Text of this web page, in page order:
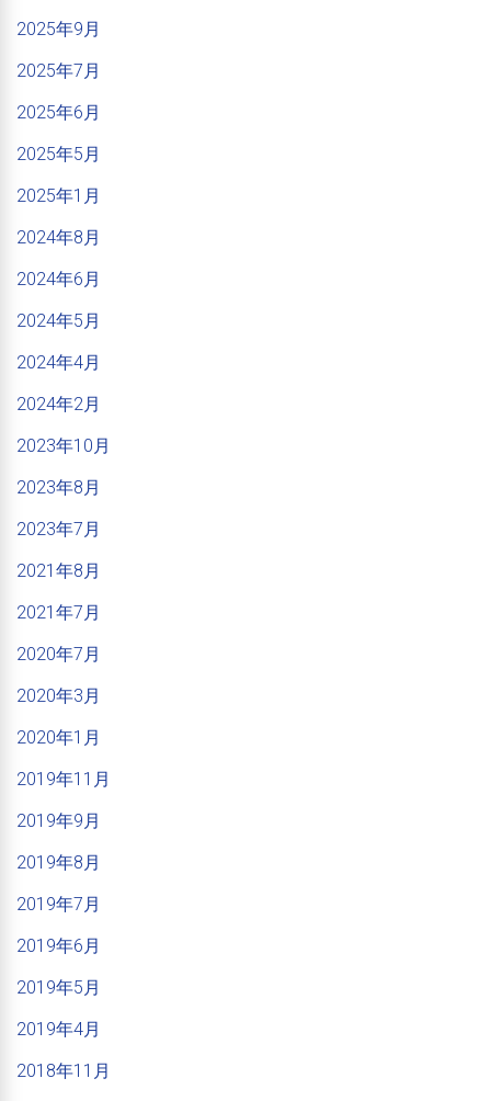
2025年9月
2025年7月
2025年6月
2025年5月
2025年1月
2024年8月
2024年6月
2024年5月
2024年4月
2024年2月
2023年10月
2023年8月
2023年7月
2021年8月
2021年7月
2020年7月
2020年3月
2020年1月
2019年11月
2019年9月
2019年8月
2019年7月
2019年6月
2019年5月
2019年4月
2018年11月